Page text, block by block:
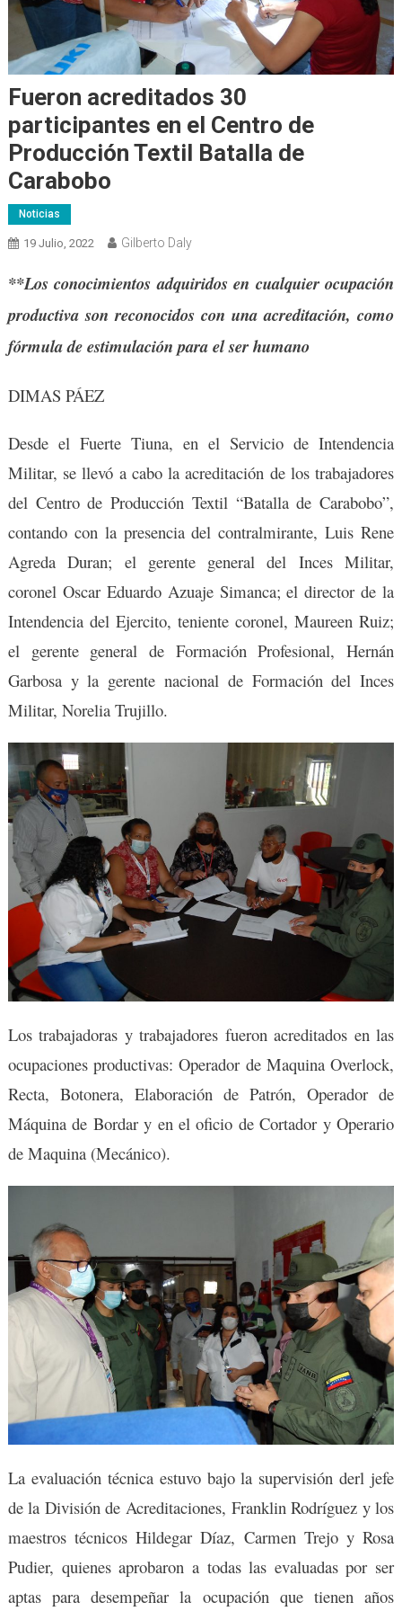
Fueron acreditados 30
participantes en el Centro de
Producción Textil Batalla de
Carabobo
Noticias
19 Julio, 2022 Gilberto Daly
**Los conocimientos adquiridos en cualquier ocupación
productiva son reconocidos con una acreditación, como
fórmula de estimulación para el ser humano
DIMAS PÁEZ
Desde el Fuerte Tiuna, en el Servicio de Intendencia
Militar, se llevó a cabo la acreditación de los trabajadores
del Centro de Producción Textil “Batalla de Carabobo”,
contando con la presencia del contralmirante, Luis Rene
Agreda Duran; el gerente general del Inces Militar,
coronel Oscar Eduardo Azuaje Simanca; el director de la
Intendencia del Ejercito, teniente coronel, Maureen Ruiz;
el gerente general de Formación Profesional, Hernán
Garbosa y la gerente nacional de Formación del Inces
Militar, Norelia Trujillo.
Los trabajadoras y trabajadores fueron acreditados en las
ocupaciones productivas: Operador de Maquina Overlock,
Recta, Botonera, Elaboración de Patrón, Operador de
Máquina de Bordar y en el oficio de Cortador y Operario
de Maquina (Mecánico).
La evaluación técnica estuvo bajo la supervisión derl jefe
de la División de Acreditaciones, Franklin Rodríguez y los
maestros técnicos Hildegar Díaz, Carmen Trejo y Rosa
Pudier, quienes aprobaron a todas las evaluadas por ser
aptas para desempeñar la ocupación que tienen años